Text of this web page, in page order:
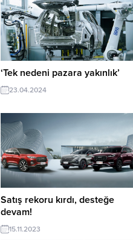
‘Tek nedeni pazara yakınlık’
23.04.2024
Satış rekoru kırdı, desteğe
devam!
15.11.2023